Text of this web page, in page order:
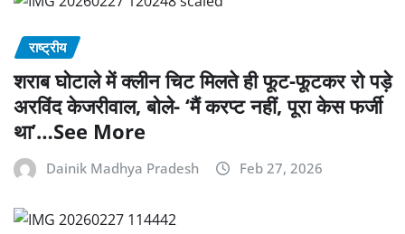
राष्ट्रीय
शराब घोटाले में क्लीन चिट मिलते ही फूट-फूटकर रो पड़े
अरविंद केजरीवाल, बोले- ‘मैं करप्ट नहीं, पूरा केस फर्जी
था’…See More
Dainik Madhya Pradesh Feb 27, 2026